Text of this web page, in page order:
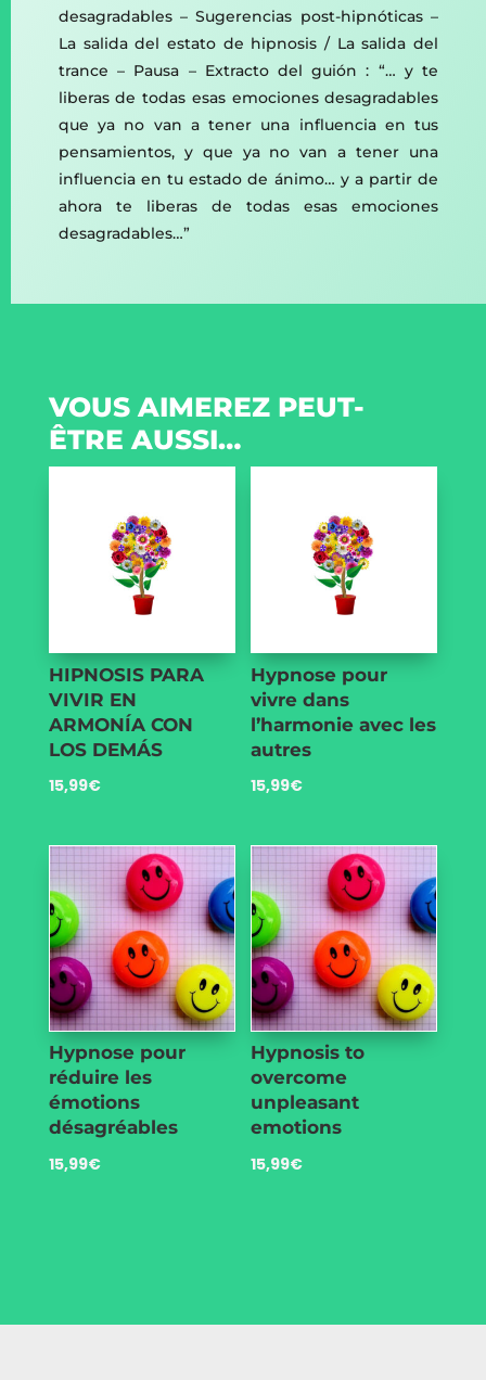
desagradables – Sugerencias post-hipnóticas –
La salida del estato de hipnosis / La salida del
trance – Pausa – Extracto del guión : “… y te
liberas de todas esas emociones desagradables
que ya no van a tener una influencia en tus
pensamientos, y que ya no van a tener una
influencia en tu estado de ánimo… y a partir de
ahora te liberas de todas esas emociones
desagradables…”
VOUS AIMEREZ PEUT-
ÊTRE AUSSI…
HIPNOSIS PARA
VIVIR EN
ARMONÍA CON
LOS DEMÁS
15,99€
Hypnose pour
vivre dans
l’harmonie avec les
autres
15,99€
Hypnose pour
réduire les
émotions
désagréables
15,99€
Hypnosis to
overcome
unpleasant
emotions
15,99€